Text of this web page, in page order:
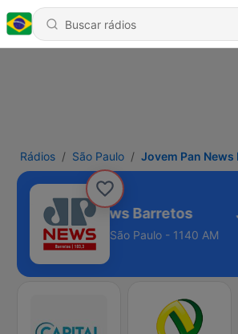
Rádios São Paulo Jovem Pan News
Jovem Pan News Barretos
São Paulo - 1140 AM